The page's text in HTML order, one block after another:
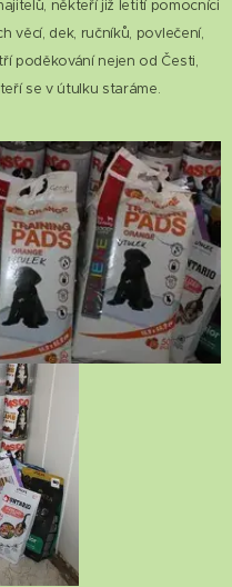
někteří již letití pomocníci
věcí, dek, ručníků, povlečení,
poděkování nejen od Česti,
se v útulku staráme.